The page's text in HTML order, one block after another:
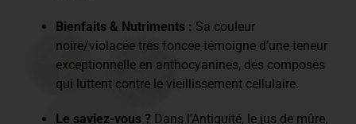
Bienfaits & Nutriments : Sa couleur
noire/violacée très foncée témoigne d’une teneur
exceptionnelle en anthocyanines, des composés
qui luttent contre le vieillissement cellulaire.
Le saviez-vous ? Dans l’Antiquité, le jus de mûre,